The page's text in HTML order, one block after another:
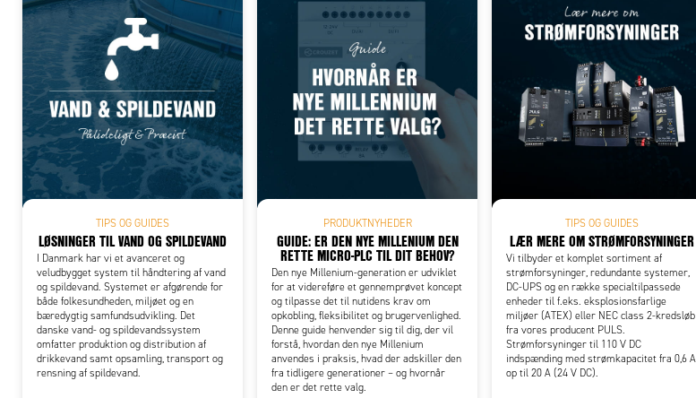
Add to existing cart row Add as new cart row
TIPS OG GUIDES
LØSNINGER TIL VAND OG SPILDEVAND
I Danmark har vi et avanceret og
veludbygget system til håndtering af vand
og spildevand. Systemet er afgørende for
både folkesundheden, miljøet og en
bæredygtig samfundsudvikling. Det
danske vand- og spildevandssystem
omfatter produktion og distribution af
drikkevand samt opsamling, transport og
rensning af spildevand.
PRODUKTNYHEDER
GUIDE: ER DEN NYE MILLENIUM DEN
RETTE MICRO-PLC TIL DIT BEHOV?
Den nye Millenium-generation er udviklet
for at videreføre et gennemprøvet koncept
og tilpasse det til nutidens krav om
opkobling, fleksibilitet og brugervenlighed.
Denne guide henvender sig til dig, der vil
forstå, hvordan den nye Millenium
anvendes i praksis, hvad der adskiller den
fra tidligere generationer – og hvornår
den er det rette valg.
TIPS OG GUIDES
LÆR MERE OM STRØMFORSYNINGER
Vi tilbyder et komplet sortiment af
strømforsyninger, redundante systemer,
DC-UPS og en række specialtilpassede
enheder til f.eks. eksplosionsfarlige
miljøer (ATEX) eller NEC class 2-kredsløb
fra vores producent PULS.
Strømforsyninger til 110 V DC
indspænding med strømkapacitet fra 0,6 A
op til 20 A (24 V DC).